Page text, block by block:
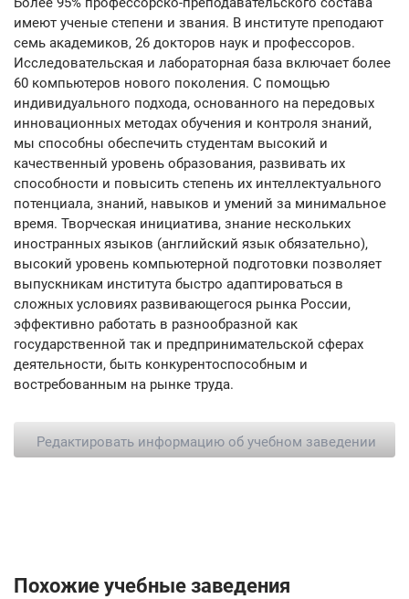
имеют ученые степени и звания. В институте преподают
семь академиков, 26 докторов наук и профессоров.
Исследовательская и лабораторная база включает более
60 компьютеров нового поколения. С помощью
индивидуального подхода, основанного на передовых
инновационных методах обучения и контроля знаний,
мы способны обеспечить студентам высокий и
качественный уровень образования, развивать их
способности и повысить степень их интеллектуального
потенциала, знаний, навыков и умений за минимальное
время. Творческая инициатива, знание нескольких
иностранных языков (английский язык обязательно),
высокий уровень компьютерной подготовки позволяет
выпускникам института быстро адаптироваться в
сложных условиях развивающегося рынка России,
эффективно работать в разнообразной как
государственной так и предпринимательской сферах
деятельности, быть конкурентоспособным и
востребованным на рынке труда.
Редактировать информацию об учебном заведении
Похожие учебные заведения